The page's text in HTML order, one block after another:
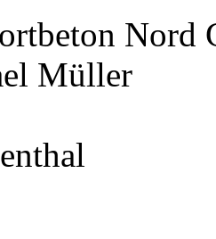
Nord
Müller